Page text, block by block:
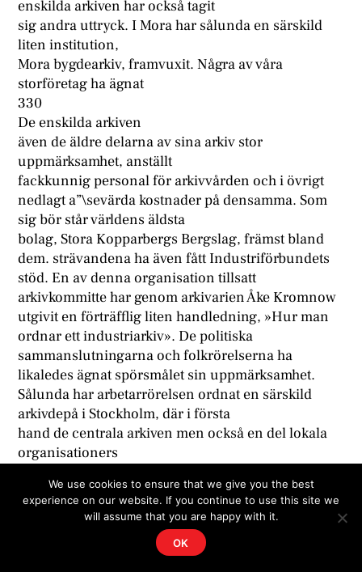
enskilda arkiven har också tagit
sig andra uttryck. I Mora har sålunda en särskild
liten institution,
Mora bygdearkiv, framvuxit. Några av våra
storföretag ha ägnat
330
De enskilda arkiven
även de äldre delarna av sina arkiv stor
uppmärksamhet, anställt
fackkunnig personal för arkivvården och i övrigt
nedlagt a”\sevärda kostnader på densamma. Som
sig bör står världens äldsta
bolag, Stora Kopparbergs Bergslag, främst bland
dem. strävandena ha även fått Industriförbundets
stöd. En av denna organisation tillsatt
arkivkommitte har genom arkivarien Åke Kromnow
utgivit en förträfflig liten handledning, »Hur man
ordnar ett industriarkiv». De politiska
sammanslutningarna och folkrörelserna ha
likaledes ägnat spörsmålet sin uppmärksamhet.
Sålunda har arbetarrörelsen ordnat en särskild
arkivdepå i Stockholm, där i första
hand de centrala arkiven men också en del lokala
organisationers
landsarkiven
sökt sörja för de sistnämnda. Även andra
folkrörelser, bland dem
kooperationen, de frikyrkliga rörelserna och
We use cookies to ensure that we give you the best
experience on our website. If you continue to use this site we
will assume that you are happy with it.
OK